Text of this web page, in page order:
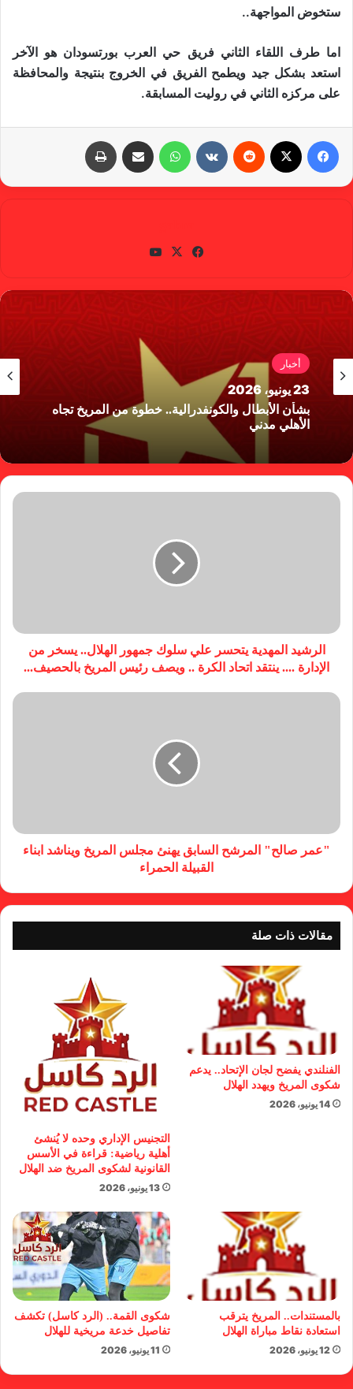
ستخوض المواجهة..
اما طرف اللقاء الثاني فريق حي العرب بورتسودان هو الآخر
استعد بشكل جيد ويطمح الفريق في الخروج بنتيجة والمحافظة
على مركزه الثاني في روليت المسابقة.
واتساب
في
وك
X
أخبار
23 يونيو، 2026
بشأن الأبطال والكونفدرالية.. خطوة من المريخ تجاه
الأهلي مدني
الرشيد المهدية يتحسر علي سلوك جمهور الهلال.. يسخر من
الإدارة .... ينتقد اتحاد الكرة .. ويصف رئيس المريخ بالحصيف...
"عمر صالح" المرشح السابق يهنئ مجلس المريخ ويناشد ابناء
القبيلة الحمراء
مقالات ذات صلة
الفنلندي يفضح لجان الإتحاد.. يدعم
شكوى المريخ ويهدد الهلال
14 يونيو، 2026
التجنيس الإداري وحده لا يُنشئ
أهلية رياضية: قراءة في الأسس
القانونية لشكوى المريخ ضد الهلال
13 يونيو، 2026
بالمستندات.. المريخ يترقب
استعادة نقاط مباراة الهلال
12 يونيو، 2026
شكوى القمة.. (الرد كاسل) تكشف
تفاصيل خدعة مريخية للهلال
11 يونيو، 2026